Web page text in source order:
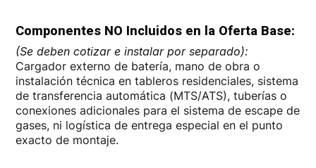
Componentes NO Incluidos en la Oferta Base:
(Se deben cotizar e instalar por separado):
Cargador externo de batería, mano de obra o
instalación técnica en tableros residenciales, sistema
de transferencia automática (MTS/ATS), tuberías o
conexiones adicionales para el sistema de escape de
gases, ni logística de entrega especial en el punto
exacto de montaje.